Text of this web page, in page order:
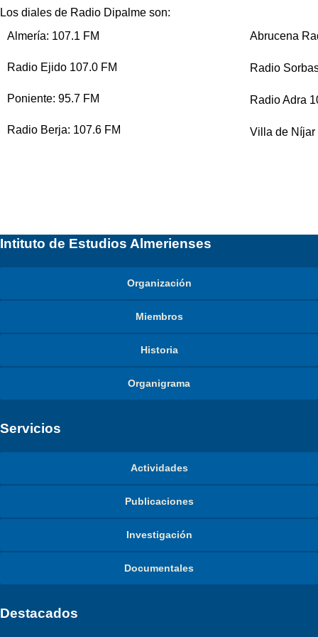
Almanzora
Enrique Fernández Bolea
29 de mayo 2025
El casco histórico
Juan Díaz
Nicolás Salmerón
23 de octubre 2025
El barrio Andalusí
30 de octubre 2025
Pedro Mena
Antonio Ramírez
almeriense
Dolores Pérez Cuadrado
José María Verdejo
5 de febrero 2026
Los diales de Radio Dipalme son:
Almería: 107.1 FM
Radio Ejido 107.0 FM
Poniente: 95.7 FM
Radio Berja: 107.6 FM
Abrucena
Radio
Radio Adra
Villa de
Intituto de Estudios Almerienses
Organización
Miembros
Historia
Organigrama
Servicios
Actividades
Publicaciones
Investigación
Documentales
Destacados